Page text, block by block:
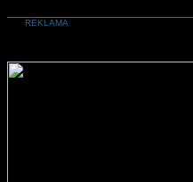
REKLAMA